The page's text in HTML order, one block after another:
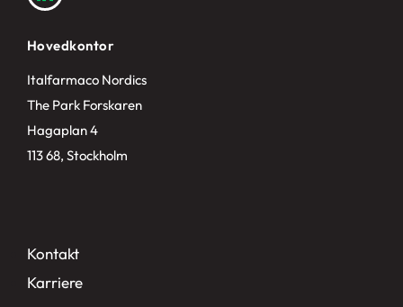
Hovedkontor
Italfarmaco Nordics
The Park Forskaren
Hagaplan 4
113 68, Stockholm
Kontakt
Karriere